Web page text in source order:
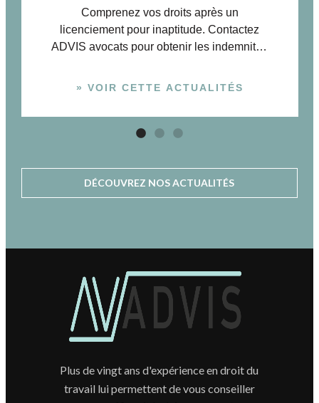
Comprenez vos droits après un
licenciement pour inaptitude. Contactez
ADVIS avocats pour obtenir les indemnités
» VOIR CETTE ACTUALITÉS
DÉCOUVREZ NOS ACTUALITÉS
Plus de vingt ans d'expérience en droit du
travail lui permettent de vous conseiller